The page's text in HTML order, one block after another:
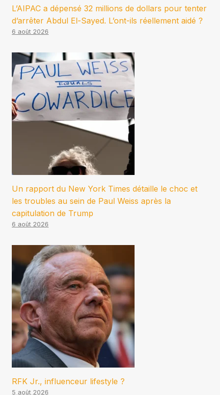
L’AIPAC a dépensé 32 millions de dollars pour tenter
d’arrêter Abdul El-Sayed. L’ont-ils réellement aidé ?
6 août 2026
Un rapport du New York Times détaille le choc et
les troubles au sein de Paul Weiss après la
capitulation de Trump
6 août 2026
RFK Jr., influenceur lifestyle ?
5 août 2026